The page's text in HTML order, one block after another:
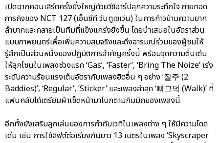
เปิดฉากคอนเสิร์ตครั้งยิ่งใหญ่ด้วยวีซีอาร์ปลุกความระทึกใจ ถ่ายทอด
ภารกิจของ NCT 127 (เอ็นซีที วันทูเซเว่น) ในการก้าวข้ามความยาก
ลำบากและกลายเป็นทีมที่แข็งแกร่งยิ่งขึ้น โดยนำเสนอในอัตราส่วน
แบบภาพยนตร์เพื่อเพิ่มความสมจริงและดึงอารมณ์ร่วมของผู้ชมให้
รู้สึกเป็นส่วนหนึ่งของปฏิบัติการสำคัญครั้งนี้ พร้อมจุดความตื่นเต้น
ให้ลุกโชนในเพลงช่วงแรก ‘Gas’, ‘Faster’, ‘Bring The Noize’ เร่ง
ระดับความร้อนแรงเต็มอัตรากับเพลงฮิตอื่น ๆ อย่าง ‘질주 (2
Baddies)’, ‘Regular’, ‘Sticker’ และเพลงล่าสุด ‘삐그덕 (Walk)’ ที่
แฟนคลับได้เตรียมผ้าเช็ดหน้ามาโบกตามกิมมิกของเพลงนี้
อีกทั้งยังเสริมลูกเล่นของการกำกับเวทีในเพลงต่าง ๆ ให้มีความโดด
เด่น เช่น การใช้ลิฟต์ต่อเรียงกันยาว 13 เมตรในเพลง ‘Skyscraper